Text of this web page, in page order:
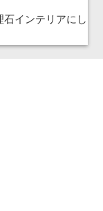
インテリアにし